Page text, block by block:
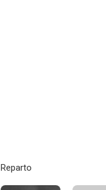
Reparto